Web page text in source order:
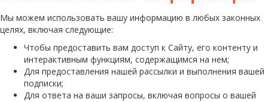
Мы можем использовать вашу информацию в любых законных
целях, включая следующие:
Чтобы предоставить вам доступ к Сайту, его контенту и
интерактивным функциям, содержащимся на нем;
Для предоставления нашей рассылки и выполнения вашей
подписки;
Для ответа на ваши запросы, включая вопросы о вашей